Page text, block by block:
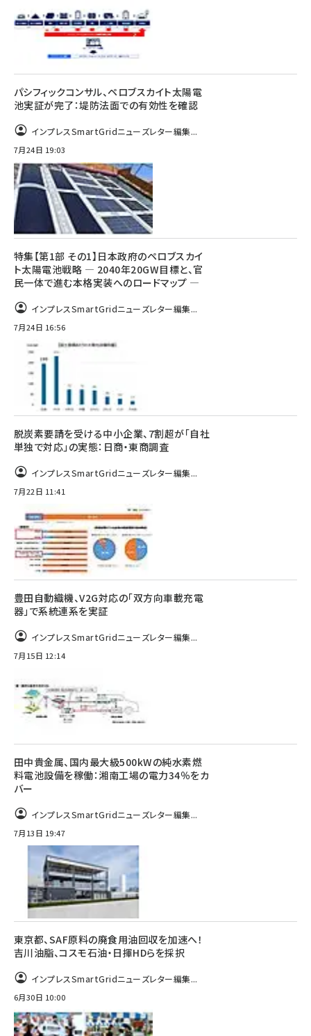
パシフィックコンサル、ペロブスカイト太陽電
池実証が完了：堤防法面での有効性を確認
インプレスSmartGridニューズレター編集...
7月24日 19:03
特集【第1部 その1】日本政府のペロブスカイ
ト太陽電池戦略 ― 2040年20GW目標と、官
民一体で進む本格実装へのロードマップ ―
インプレスSmartGridニューズレター編集...
7月24日 16:56
脱炭素要請を受ける中小企業、7割超が「自社
単独で対応」の実態：日商・東商調査
インプレスSmartGridニューズレター編集...
7月22日 11:41
豊田自動織機、V2G対応の「双方向車載充電
器」で系統連系を実証
インプレスSmartGridニューズレター編集...
7月15日 12:14
田中貴金属、国内最大級500kWの純水素燃
料電池設備を稼働：湘南工場の電力34％をカ
バー
インプレスSmartGridニューズレター編集...
7月13日 19:47
東京都、SAF原料の廃食用油回収を加速へ！
吉川油脂、コスモ石油・日揮HDらを採択
インプレスSmartGridニューズレター編集...
6月30日 10:00